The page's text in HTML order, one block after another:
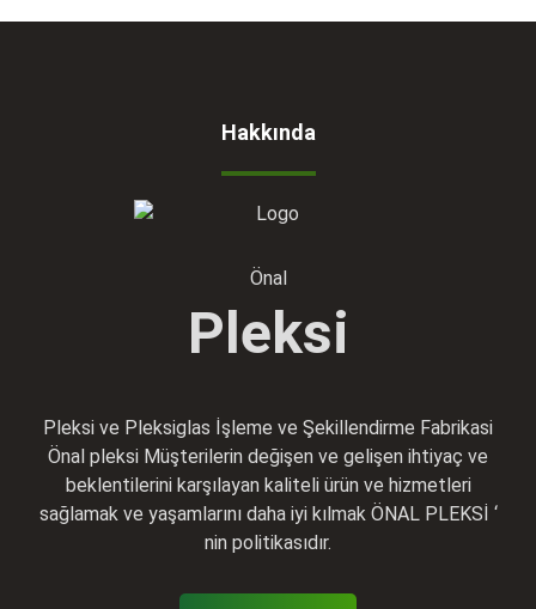
Hakkında
Önal
Pleksi
Pleksi ve Pleksiglas İşleme ve Şekillendirme Fabrikasi
Önal pleksi Müşterilerin değişen ve gelişen ihtiyaç ve
beklentilerini karşılayan kaliteli ürün ve hizmetleri
sağlamak ve yaşamlarını daha iyi kılmak ÖNAL PLEKSİ ‘
nin politikasıdır.